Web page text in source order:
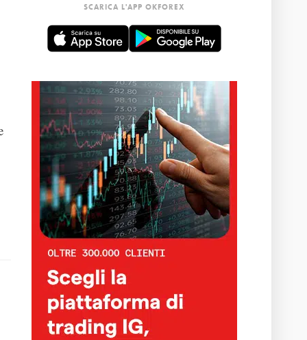
SCARICA L'APP OKFOREX